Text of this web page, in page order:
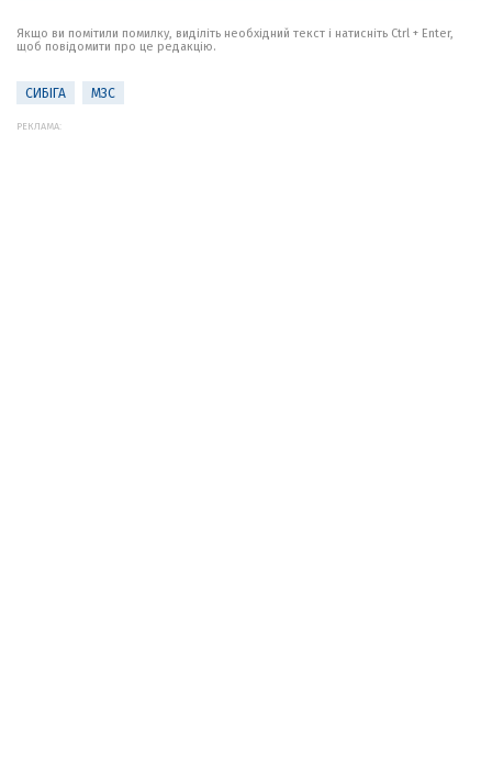
Якщо ви помітили помилку, виділіть необхідний текст і натисніть Ctrl + Enter,
щоб повідомити про це редакцію.
СИБІГА МЗС
РЕКЛАМА: